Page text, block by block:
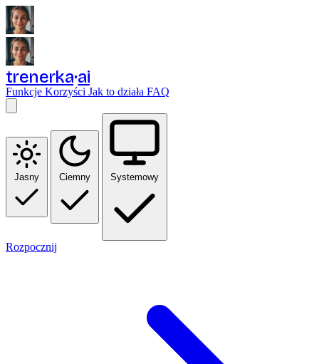
trenerka ai
Funkcje Korzyści Jak to działa FAQ
Jasny Ciemny Systemowy
Rozpocznij